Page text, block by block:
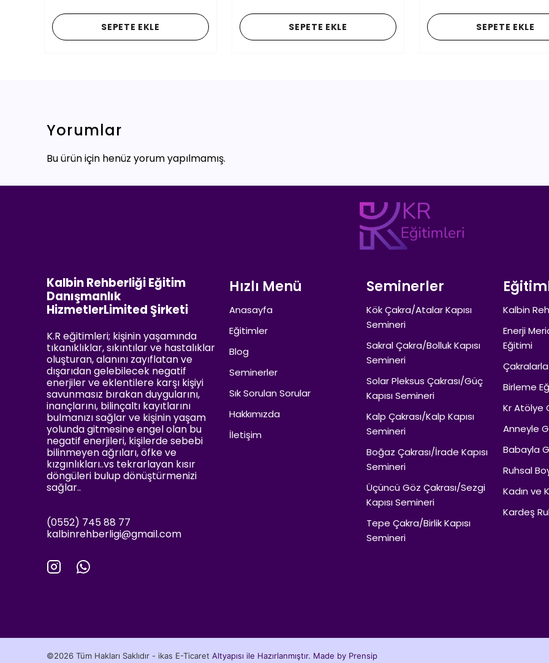
SEPETE EKLE SEPETE EKLE SEPETE EKLE
Yorumlar
Bu ürün için henüz yorum yapılmamış.
Hızlı Menü
Anasayfa
Eğitimler
Blog
Seminerler
Sık Sorulan Sorular
Hakkımızda
İletişim
Seminerler
Kök Çakra/Atalar Kapısı
Semineri
Sakral Çakra/Bolluk Kapısı
Semineri
Solar Pleksus Çakrası/Güç
Kapısı Semineri
Kalp Çakrası/Kalp Kapısı
Semineri
Boğaz Çakrası/İrade Kapısı
Semineri
Üçüncü Göz Çakrası/Sezgi
Kapısı Semineri
Tepe Çakra/Birlik Kapısı
Semineri
Kalbin
Enerji
Eğitimi
Birleme
Kr Atölye
Anneyle
Babayla
Ruhsal
Kadın ve
Kardeş
Kalbin Rehberliği Eğitim
Danışmanlık
HizmetlerLimited Şirketi
K.R eğitimleri; kişinin yaşamında
tıkanıklıklar, sıkıntılar ve hastalıklar
oluşturan, alanını zayıflatan ve
dışarıdan gelebilecek negatif
enerjiler ve eklentilere karşı kişiyi
savunmasız bırakan duygularını,
inançlarını, bilinçaltı kayıtlarını
bulmanızı sağlar ve kişinin yaşam
yolunda gitmesine engel olan bu
negatif enerjileri, kişilerde sebebi
bilinmeyen ağrıları, öfke ve
kızgınlıkları..vs tekrarlayan kısır
döngüleri bulup dönüştürmenizi
sağlar..
(0552) 745 88 77
kalbinrehberligi@gmail.com
©2026 Tüm Hakları Saklıdır - ikas E-Ticaret Altyapısı ile Hazırlanmıştır. Made by Prensip